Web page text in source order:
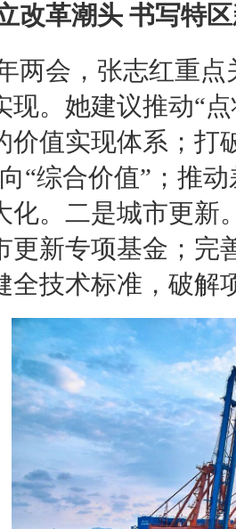
改革潮头 书写特
两会，张志红重
现。她建议推动“
价值实现体系；打
“综合价值”；推
化。二是城市更新
更新专项基金；完
全技术标准，破解